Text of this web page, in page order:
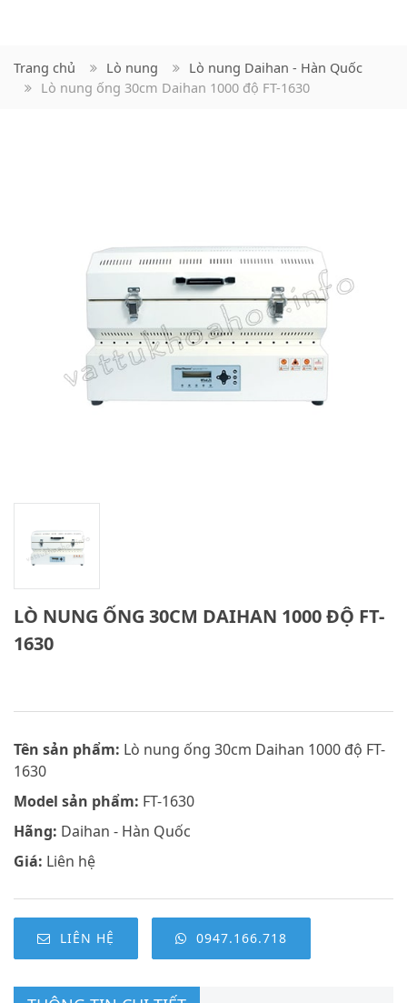
Trang chủ Lò nung
Lò nung Daihan - Hàn Quốc
Lò nung ống 30cm Daihan 1000 độ FT-1630
LÒ NUNG ỐNG 30CM DAIHAN 1000 ĐỘ FT-
1630
Tên sản phẩm: Lò nung ống 30cm Daihan 1000 độ FT-
1630
Model sản phẩm: FT-1630
Hãng: Daihan - Hàn Quốc
Giá: Liên hệ
LIÊN HỆ 0947.166.718